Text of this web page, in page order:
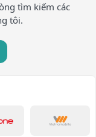
tìm kiếm các
tôi.